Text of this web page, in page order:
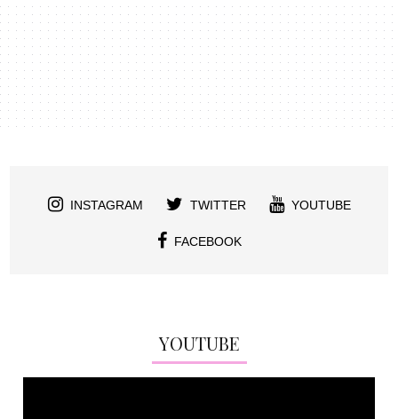
INSTAGRAM TWITTER YOUTUBE
FACEBOOK
YOUTUBE